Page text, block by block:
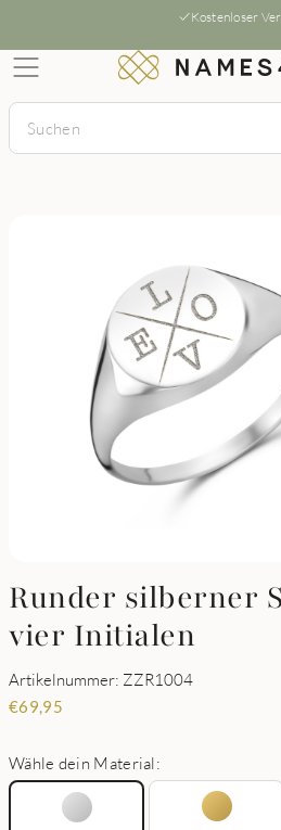
Kostenloser
Runder silberner
vier Initialen
Artikelnummer: ZZR1004
€69,95
Wähle dein Material: